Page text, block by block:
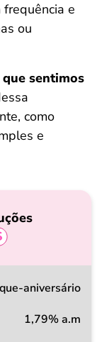
e
ou
sentimos
como
e
aniversário
1,79% a.m